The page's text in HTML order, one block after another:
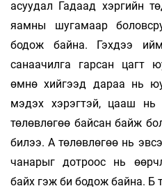
асуудал Гадаад хэргийн
яамны шугамаар
бодож байна. Гэхдээ
санаачилга гарсан цагт
өмнө хийгээд дараа нь
мэдэх хэрэгтэй, цааш
төлөвлөгөө байсан байж
билээ. А төлөвлөгөө нь
чанарыг дотроос нь
байх гэж би бодож байна. Б